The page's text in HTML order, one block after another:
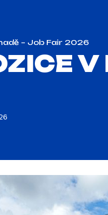
– Job Fair 2026